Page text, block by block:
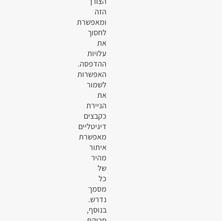
הזה
ומאפשרת
לחסוך
את
עלויות
ההדפסה.
האפשרות
לשמור
את
הניירת
כקבצים
דיגיטליים
מאפשרת
איתור
מהיר
של
כל
מסמך
נדרש.
בנוסף,